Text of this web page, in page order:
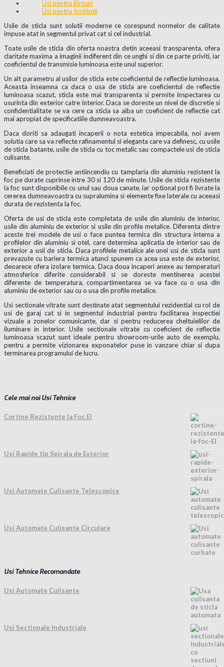
Usi pentru Birouri
Usi pentru Institutii
Usile de sticla sunt solutii moderne ce corespund normelor de calitate
impuse atat in segmentul privat cat si cel industrial.
Toate usile de sticla din oferta noastra detin aceeasi transparenta, ofera
claritate maxima a imaginii indiferent din ce unghi si din ce parte priviti, iar
coeficientul de transmisie luminoasa este unul superior.
Un alt parametru al usilor de sticla este coeficientul de reflectie luminoasa.
Aceasta inseamna ca daca o usa de sticla are coeficientul de reflectie
luminoasa scazut, sticla este mai transparenta si permite inspectarea cu
usurinta din exterior catre interior. Daca se doreste un nivel de discretie si
confidentialitate se va cere ca sticla sa aiba un coeficient de reflectie cat
mai apropiat de specificatiile dumneavoastra.
Daca doriti sa adaugati incaperii o nota estetica impecabila, noi avem
solutia care sa va reflecte rafinamentul si eleganta care va definesc, cu usile
de sticla batante, usile de sticla cu toc metalic sau compactele usi de sticla
culisante.
Beneficiati de protectie antiincendiu cu tamplaria din aluminiu rezistent la
foc pe durate cuprinse intre 30 si 120 de minute. Usile de sticla rezistente
la foc sunt disponibile cu unul sau doua canate, iar optional pot fi livrate la
cererea dumneavoastra cu supralumina si elemente fixe laterale cu aceeasi
durata de rezistenta la foc.
Oferta de usi de sticla este completata de usile din aluminiu de interior,
usile din aluminiu de exterior si usile din profile metalice. Diferenta dintre
aceste trei modele de usi o face puntea termica din structura interna a
profilelor din aluminiu si otel, care determina aplicatia de interior sau de
exterior a usii de sticla. Daca profilele metalice ale unei usi de sticla sunt
prevazute cu bariera termica atunci spunem ca acea usa este de exterior,
deoarece ofera izolare termica. Daca doua incaperi anexe au temperaturi
atmosferice diferite considerabil si se doreste mentinerea acestei
diferente de temperatura, compartimentarea se va face cu o usa din
aluminiu de exterior sau cu o usa din profile metalice.
Usi sectionale vitrate sunt destinate atat segmentului rezidential cu rol de
usi de garaj cat si in segmentul industrial pentru facilitarea inspectiei
vizuale a zonelor comunicante, dar si pentru reducerea cheltuielilor de
iluminare in interior. Usile sectionale vitrate cu coeficient de reflectie
luminoasa scazut sunt ideale pentru showroom-urile auto de exemplu,
pentru a permite vizionarea exponatelor puse in vanzare chiar si dupa
terminarea programului de lucru.
Cele mai noi Usi Tehnice
Cortine Rezistente la Foc EI
Usi Rapide tip Spirala de Exterior
Usi Automate Culisante Telescopice
Usi Automate Culisante Circulare
Usi Tehnice Recomandate
Usi Automate Culisante
Usi Sectionale Industriale